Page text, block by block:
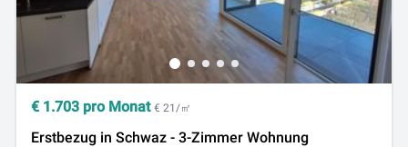
€ 1.703 pro Monat € 21/㎡
Erstbezug in Schwaz - 3-Zimmer Wohnung